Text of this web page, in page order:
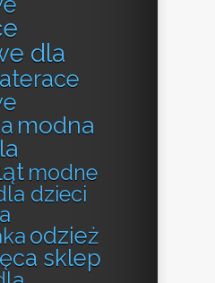
dla
modna
modne
dzieci
odzież
sklep